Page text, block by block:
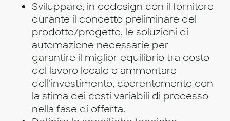
Sviluppare, in codesign con il fornitore
durante il concetto preliminare del
prodotto/progetto, le soluzioni di
automazione necessarie per
garantire il miglior equilibrio tra costo
del lavoro locale e ammontare
dell'investimento, coerentemente con
la stima dei costi variabili di processo
nella fase di offerta.